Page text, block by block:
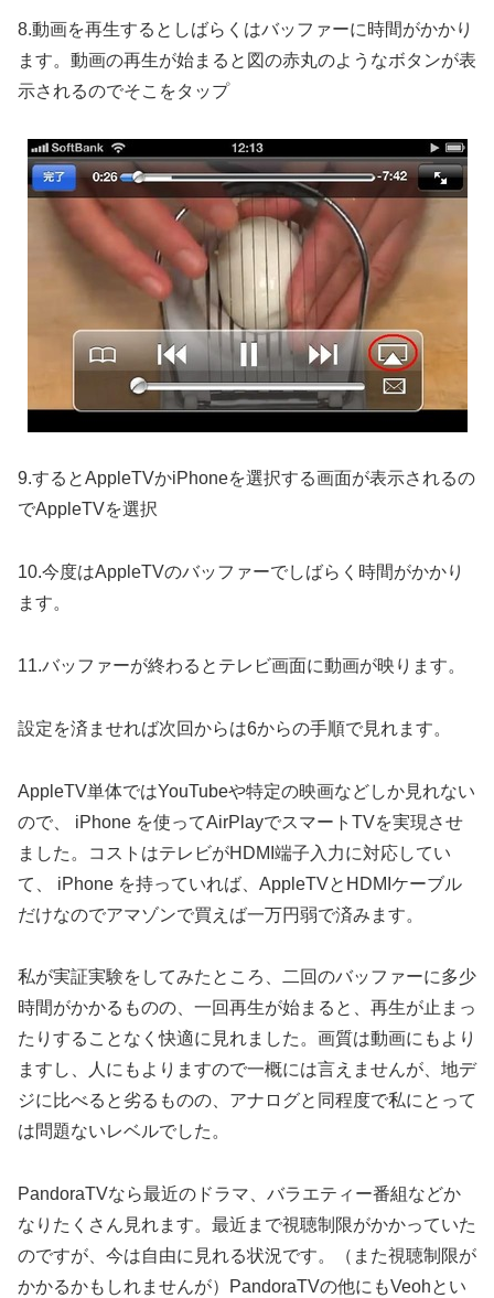
8.動画を再生するとしばらくはバッファーに時間がかかり
ます。動画の再生が始まると図の赤丸のようなボタンが表
示されるのでそこをタップ
9.するとAppleTVかiPhoneを選択する画面が表示されるの
でAppleTVを選択
10.今度はAppleTVのバッファーでしばらく時間がかかり
ます。
11.バッファーが終わるとテレビ画面に動画が映ります。
設定を済ませれば次回からは6からの手順で見れます。
AppleTV単体ではYouTubeや特定の映画などしか見れない
ので、 iPhone を使ってAirPlayでスマートTVを実現させ
ました。コストはテレビがHDMI端子入力に対応してい
て、 iPhone を持っていれば、AppleTVとHDMIケーブル
だけなのでアマゾンで買えば一万円弱で済みます。
私が実証実験をしてみたところ、二回のバッファーに多少
時間がかかるものの、一回再生が始まると、再生が止まっ
たりすることなく快適に見れました。画質は動画にもより
ますし、人にもよりますので一概には言えませんが、地デ
ジに比べると劣るものの、アナログと同程度で私にとって
は問題ないレベルでした。
PandoraTVなら最近のドラマ、バラエティー番組などか
なりたくさん見れます。最近まで視聴制限がかかっていた
のですが、今は自由に見れる状況です。（また視聴制限が
かかるかもしれませんが）PandoraTVの他にもVeohとい